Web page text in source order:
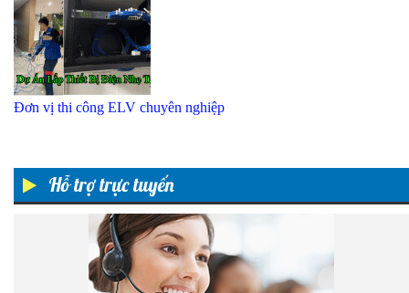
Hỗ trợ trực tuyến
Đơn vị thi công ELV chuyên nghiệp